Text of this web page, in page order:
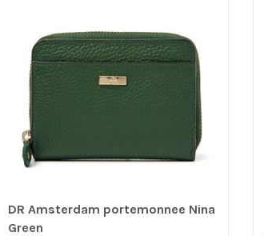
DR Amsterdam portemonnee Nina
Green